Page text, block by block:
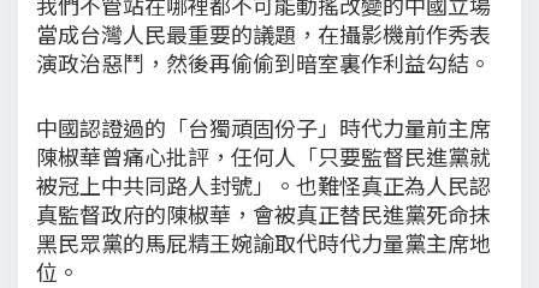
當成台灣人民最重要的議題，在攝影機前作秀表
演政治惡鬥，然後再偷偷到暗室裏作利益勾結。
中國認證過的「台獨頑固份子」時代力量前主席
陳椒華曾痛心批評，任何人「只要監督民進黨就
被冠上中共同路人封號」。也難怪真正為人民認
真監督政府的陳椒華，會被真正替民進黨死命抹
黑民眾黨的馬屁精王婉諭取代時代力量黨主席地
位。